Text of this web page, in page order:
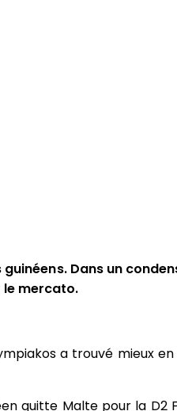
Dans un
le mercato.
a trouvé mieux
quitte Malte pour la D2